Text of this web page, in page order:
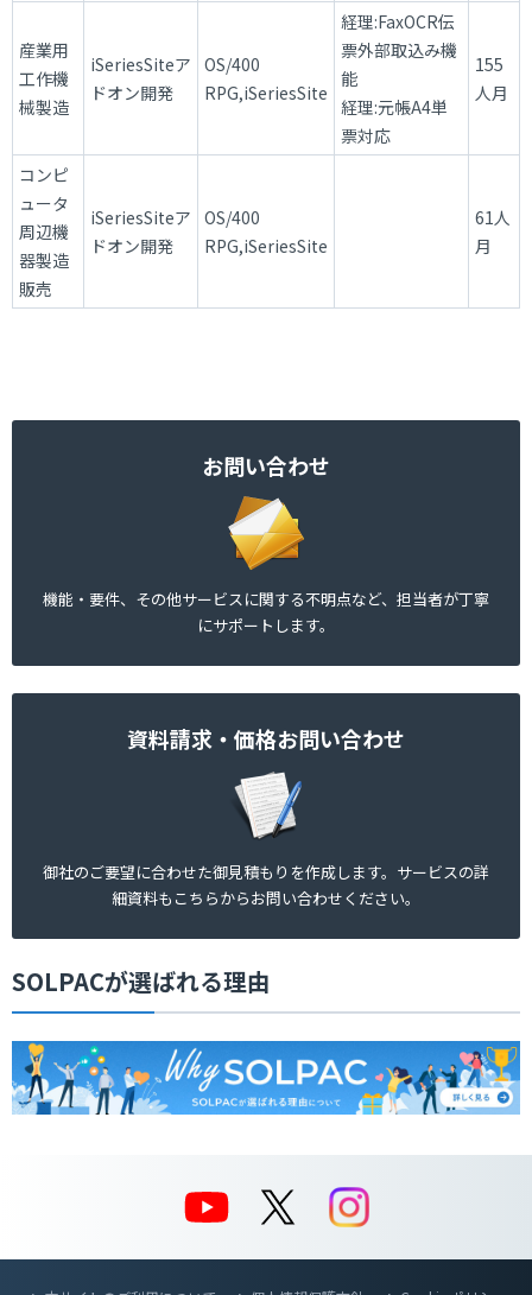
産業用
工作機
械製造
iSeriesSiteア
ドオン開発
OS/400
RPG,iSeriesSite
経理:FaxOCR伝
票外部取込み機
能
経理:元帳A4単
票対応
155
人月
コンピ
ュータ
周辺機
器製造
販売
iSeriesSiteア
ドオン開発
OS/400
RPG,iSeriesSite
61人
月
お問い合わせ
機能・要件、その他サービスに関する不明点など、担当者が丁寧
にサポートします。
資料請求・価格お問い合わせ
御社のご要望に合わせた御見積もりを作成します。サービスの詳
細資料もこちらからお問い合わせください。
SOLPACが選ばれる理由